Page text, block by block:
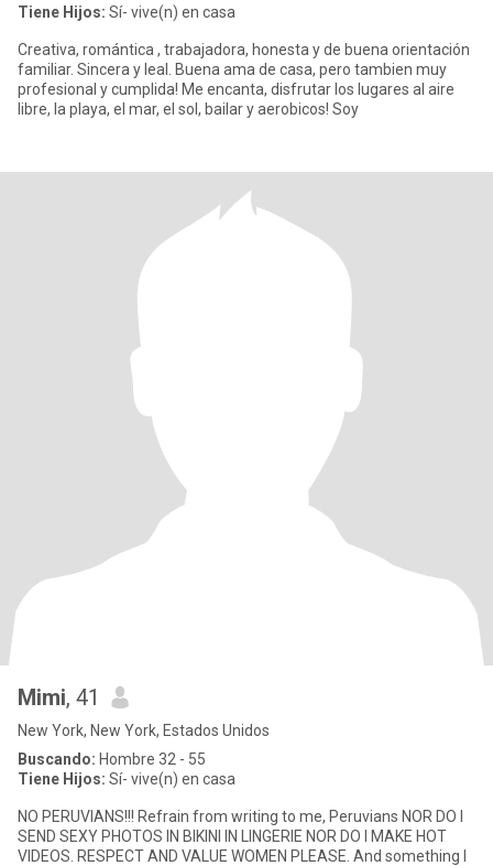
Tiene Hijos: Sí- vive(n) en casa
Creativa, romántica , trabajadora, honesta y de buena orientación
familiar. Sincera y leal. Buena ama de casa, pero tambien muy
profesional y cumplida! Me encanta, disfrutar los lugares al aire
libre, la playa, el mar, el sol, bailar y aerobicos! Soy
Mimi, 41
New York, New York, Estados Unidos
Buscando: Hombre 32 - 55
Tiene Hijos: Sí- vive(n) en casa
NO PERUVIANS!!! Refrain from writing to me, Peruvians NOR DO I
SEND SEXY PHOTOS IN BIKINI IN LINGERIE NOR DO I MAKE HOT
VIDEOS. RESPECT AND VALUE WOMEN PLEASE. And something I